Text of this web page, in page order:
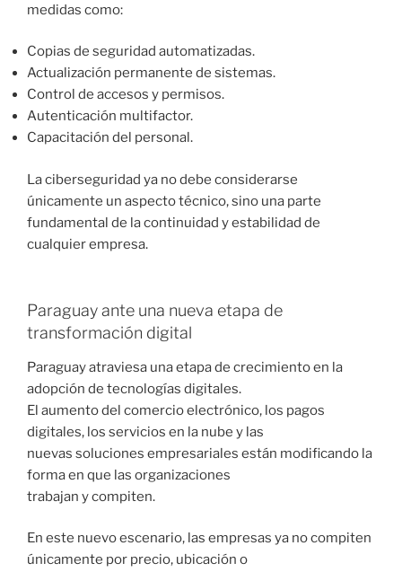
medidas como:
Copias de seguridad automatizadas.
Actualización permanente de sistemas.
Control de accesos y permisos.
Autenticación multifactor.
Capacitación del personal.
La ciberseguridad ya no debe considerarse
únicamente un aspecto técnico, sino una parte
fundamental de la continuidad y estabilidad de
cualquier empresa.
Paraguay ante una nueva etapa de
transformación digital
Paraguay atraviesa una etapa de crecimiento en la
adopción de tecnologías digitales.
El aumento del comercio electrónico, los pagos
digitales, los servicios en la nube y las
nuevas soluciones empresariales están modificando la
forma en que las organizaciones
trabajan y compiten.
En este nuevo escenario, las empresas ya no compiten
únicamente por precio, ubicación o